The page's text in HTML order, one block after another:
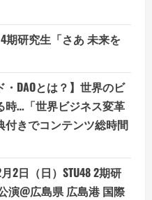
期研究生「さあ 未来を
・DAOとは？】世界のビ
時…「世界ビジネス変革
きでコンテンツ総時間
2日（日）STU48 2期研
演@広島県 広島港 国際